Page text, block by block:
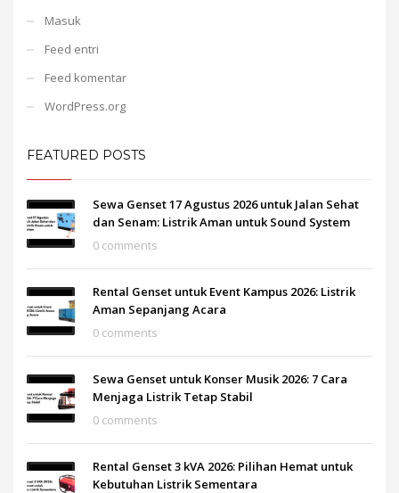
Masuk
Feed entri
Feed komentar
WordPress.org
FEATURED POSTS
Sewa Genset 17 Agustus 2026 untuk Jalan Sehat
dan Senam: Listrik Aman untuk Sound System
0 comments
Rental Genset untuk Event Kampus 2026: Listrik
Aman Sepanjang Acara
0 comments
Sewa Genset untuk Konser Musik 2026: 7 Cara
Menjaga Listrik Tetap Stabil
0 comments
Rental Genset 3 kVA 2026: Pilihan Hemat untuk
Kebutuhan Listrik Sementara